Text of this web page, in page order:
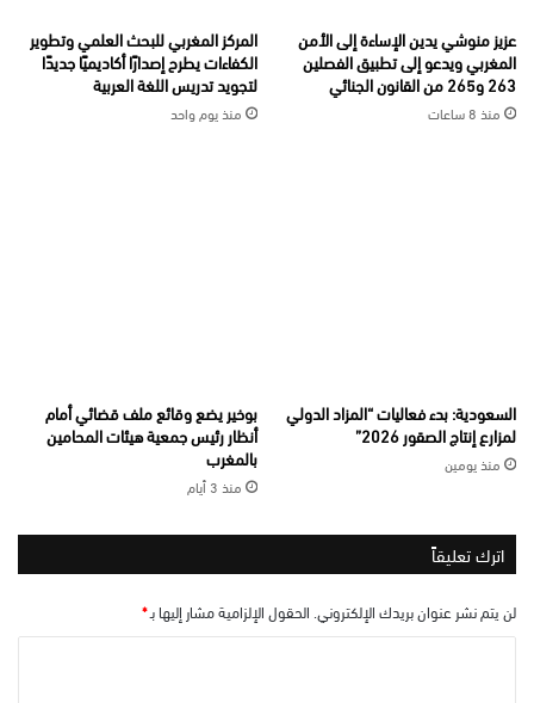
عزيز منوشي يدين الإساءة إلى الأمن
المغربي ويدعو إلى تطبيق الفصلين
263 و265 من القانون الجنائي
منذ 8 ساعات
المركز المغربي للبحث العلمي وتطوير
الكفاءات يطرح إصدارًا أكاديميًا جديدًا
لتجويد تدريس اللغة العربية
منذ يوم واحد
السعودية: بدء فعاليات “المزاد الدولي
لمزارع إنتاج الصقور 2026”
منذ يومين
بوخير يضع وقائع ملف قضائي أمام
أنظار رئيس جمعية هيئات المحامين
بالمغرب
منذ 3 أيام
اترك تعليقاً
لن يتم نشر عنوان بريدك الإلكتروني. الحقول الإلزامية مشار إليها بـ*